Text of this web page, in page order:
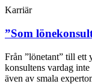
Karriär
”Som
Från ”lönetant” till ett
konsultens vardag
även av smala